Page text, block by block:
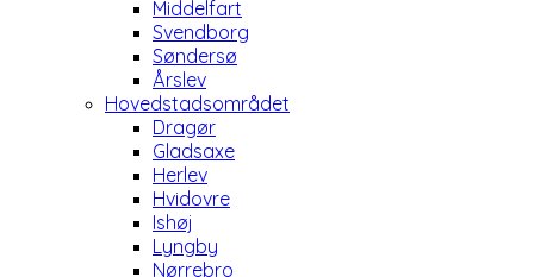
Middelfart
Svendborg
Søndersø
Årslev
Hovedstadsområdet
Dragør
Gladsaxe
Herlev
Hvidovre
Ishøj
Lyngby
Nørrebro